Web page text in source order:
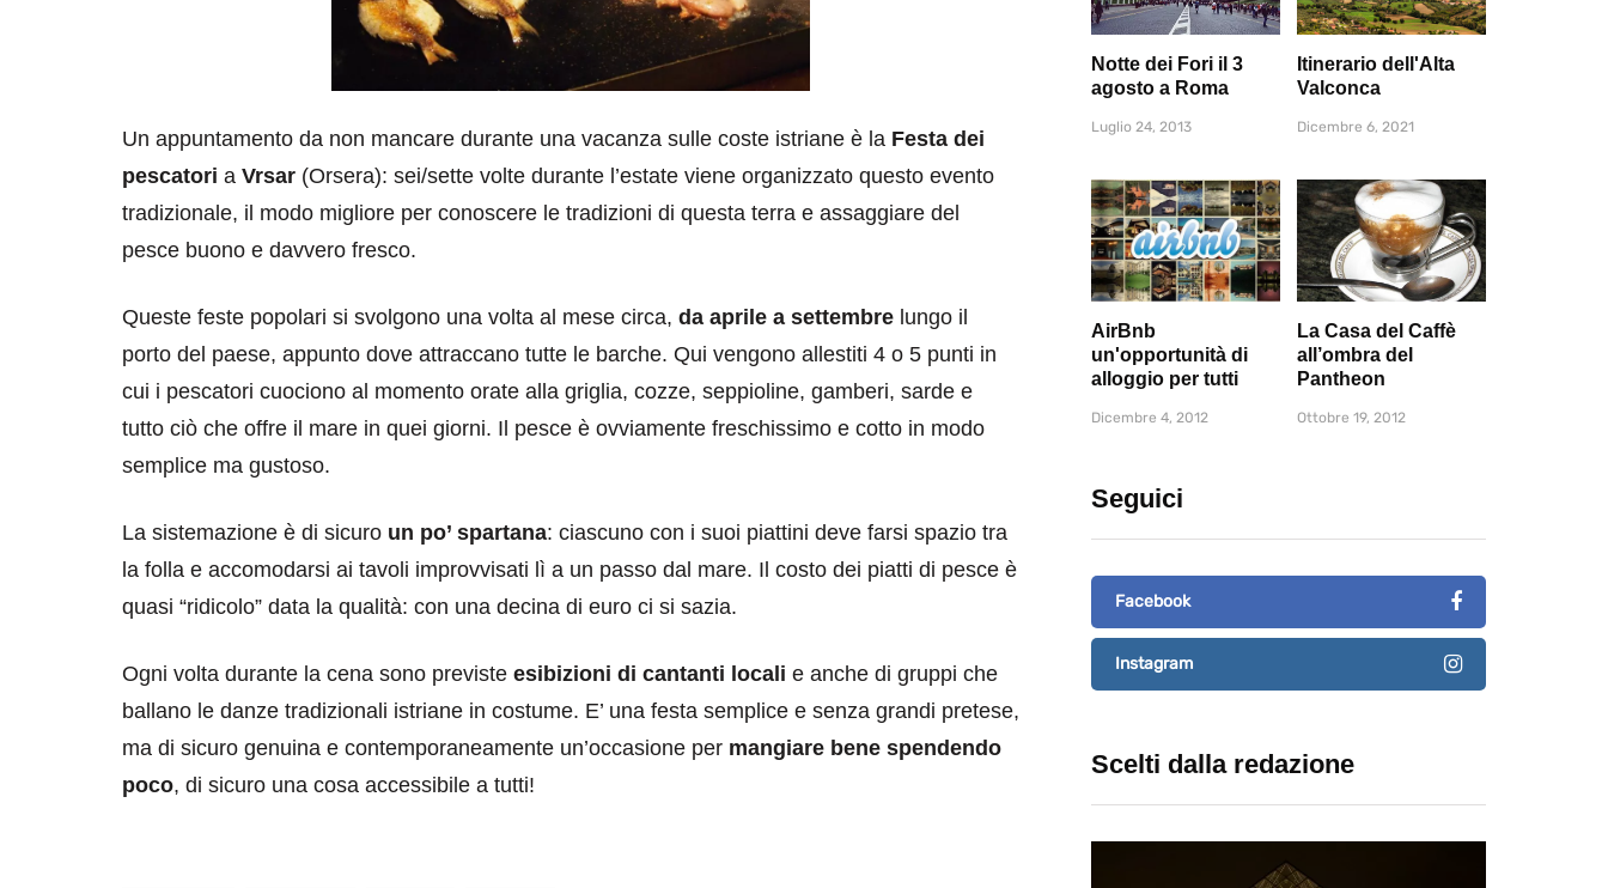
Un appuntamento da non mancare durante una vacanza sulle coste istriane è la Festa dei
pescatori a Vrsar (Orsera): sei/sette volte durante l’estate viene organizzato questo evento
tradizionale, il modo migliore per conoscere le tradizioni di questa terra e assaggiare del
pesce buono e davvero fresco.
Queste feste popolari si svolgono una volta al mese circa, da aprile a settembre lungo il
porto del paese, appunto dove attraccano tutte le barche. Qui vengono allestiti 4 o 5 punti in
cui i pescatori cuociono al momento orate alla griglia, cozze, seppioline, gamberi, sarde e
tutto ciò che offre il mare in quei giorni. Il pesce è ovviamente freschissimo e cotto in modo
semplice ma gustoso.
La sistemazione è di sicuro un po’ spartana: ciascuno con i suoi piattini deve farsi spazio tra
la folla e accomodarsi ai tavoli improvvisati lì a un passo dal mare. Il costo dei piatti di pesce è
quasi “ridicolo” data la qualità: con una decina di euro ci si sazia.
Ogni volta durante la cena sono previste esibizioni di cantanti locali e anche di gruppi che
ballano le danze tradizionali istriane in costume. E’ una festa semplice e senza grandi pretese,
ma di sicuro genuina e contemporaneamente un’occasione per mangiare bene spendendo
poco, di sicuro una cosa accessibile a tutti!
Notte dei Fori il 3
agosto a Roma
Luglio 24, 2013
Itinerario dell'Alta
Valconca
Dicembre 6, 2021
AirBnb
un'opportunità di
alloggio per tutti
Dicembre 4, 2012
La Casa del Caffè
all’ombra del
Pantheon
Ottobre 19, 2012
Seguici
Facebook
Instagram
Scelti dalla redazione